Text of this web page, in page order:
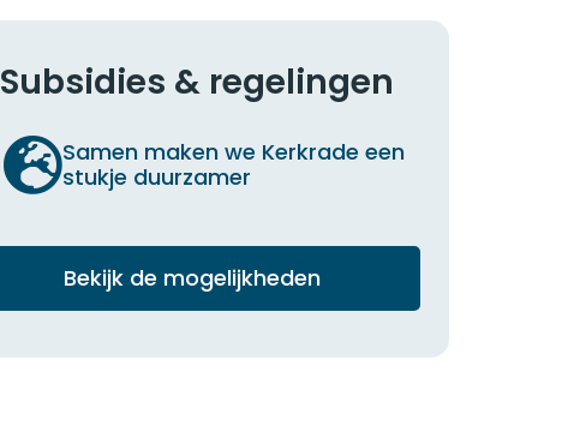
Subsidies & regelingen
Samen maken we Kerkrade een
stukje duurzamer
Bekijk de mogelijkheden